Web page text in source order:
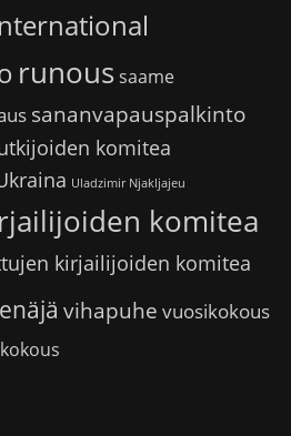
runoussaame
sananvapauspalkinto
komitea
Uladzimir Njakljajeu
komitea
kirjailijoiden komitea
vihapuhe vuosikokous